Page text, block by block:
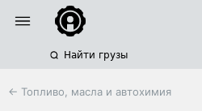
Найти грузы
← Топливо, масла и автохимия